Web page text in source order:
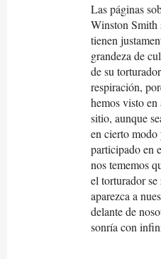
Las páginas
Winston Smith
tienen
grandeza de
de su
respiración,
hemos visto
sitio, aunque
en cierto modo
participado en
nos tememos
el torturador se
aparezca a
delante de
sonría con